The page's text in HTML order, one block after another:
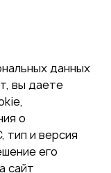
данных
вы даете
о
тип и версия
его
сайт